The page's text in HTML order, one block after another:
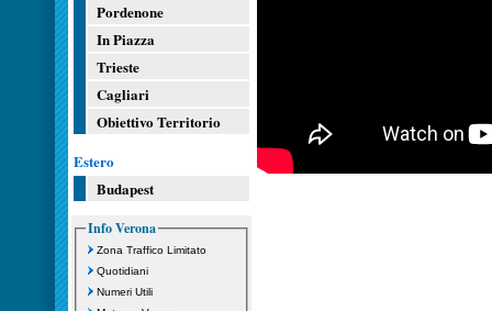
Pordenone
In Piazza
Trieste
Cagliari
Obiettivo Territorio
Estero
Budapest
Info Verona
Zona Traffico Limitato
Quotidiani
Numeri Utili